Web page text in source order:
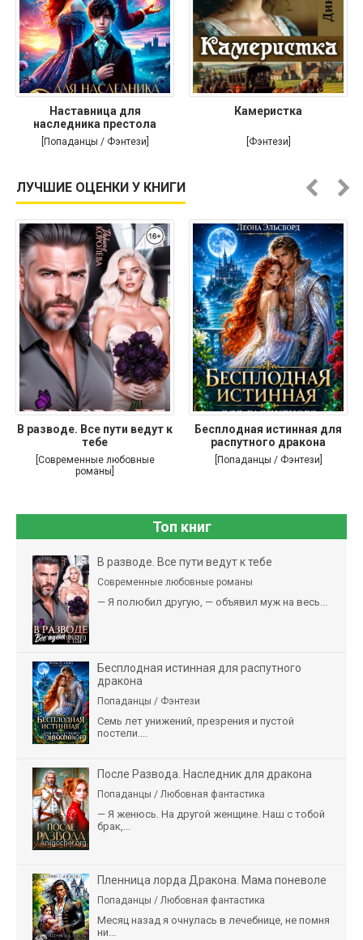
Наставница для
наследника престола
[Попаданцы / Фэнтези]
Камеристка
[Фэнтези]
ЛУЧШИЕ ОЦЕНКИ У КНИГИ
В разводе. Все пути ведут к
тебе
[Современные любовные
романы]
Бесплодная истинная для
распутного дракона
[Попаданцы / Фэнтези]
Топ книг
В разводе. Все пути ведут к тебе
Современные любовные романы
— Я полюбил другую, — объявил муж на весь...
Бесплодная истинная для распутного
дракона
Попаданцы / Фэнтези
Семь лет унижений, презрения и пустой
постели....
После Развода. Наследник для дракона
Попаданцы / Любовная фантастика
— Я женюсь. На другой женщине. Наш с тобой
брак,...
Пленница лорда Дракона. Мама поневоле
Попаданцы / Любовная фантастика
Месяц назад я очнулась в лечебнице, не помня
ни...